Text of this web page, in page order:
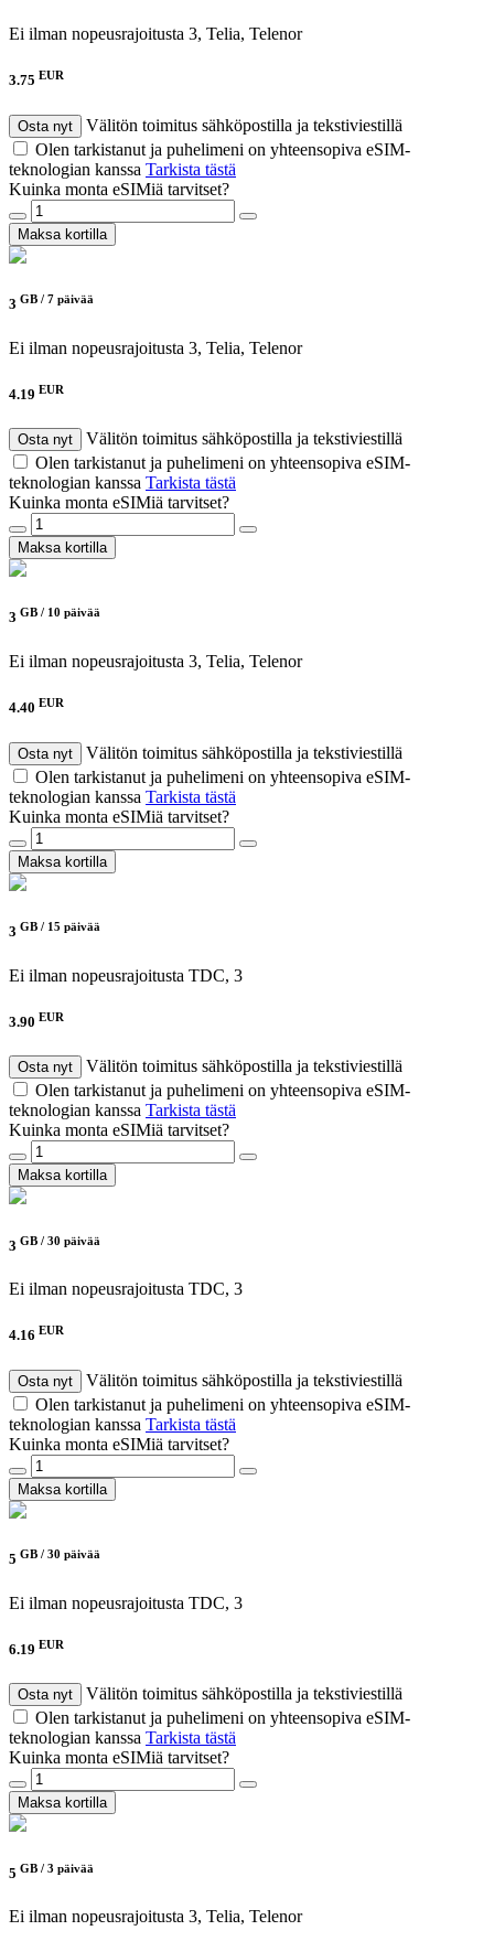
Ei ilman nopeusrajoitusta 3, Telia, Telenor
3.75 EUR
Osta nyt
Välitön toimitus sähköpostilla ja tekstiviestillä
Olen tarkistanut ja puhelimeni on yhteensopiva eSIM-
teknologian kanssa Tarkista tästä
Kuinka monta eSIMiä tarvitset?
Maksa kortilla
3 GB / 7 päivää
Ei ilman nopeusrajoitusta 3, Telia, Telenor
4.19 EUR
Osta nyt
Välitön toimitus sähköpostilla ja tekstiviestillä
Olen tarkistanut ja puhelimeni on yhteensopiva eSIM-
teknologian kanssa Tarkista tästä
Kuinka monta eSIMiä tarvitset?
Maksa kortilla
3 GB / 10 päivää
Ei ilman nopeusrajoitusta 3, Telia, Telenor
4.40 EUR
Osta nyt
Välitön toimitus sähköpostilla ja tekstiviestillä
Olen tarkistanut ja puhelimeni on yhteensopiva eSIM-
teknologian kanssa Tarkista tästä
Kuinka monta eSIMiä tarvitset?
Maksa kortilla
3 GB / 15 päivää
Ei ilman nopeusrajoitusta TDC, 3
3.90 EUR
Osta nyt
Välitön toimitus sähköpostilla ja tekstiviestillä
Olen tarkistanut ja puhelimeni on yhteensopiva eSIM-
teknologian kanssa Tarkista tästä
Kuinka monta eSIMiä tarvitset?
Maksa kortilla
3 GB / 30 päivää
Ei ilman nopeusrajoitusta TDC, 3
4.16 EUR
Osta nyt
Välitön toimitus sähköpostilla ja tekstiviestillä
Olen tarkistanut ja puhelimeni on yhteensopiva eSIM-
teknologian kanssa Tarkista tästä
Kuinka monta eSIMiä tarvitset?
Maksa kortilla
5 GB / 30 päivää
Ei ilman nopeusrajoitusta TDC, 3
6.19 EUR
Osta nyt
Välitön toimitus sähköpostilla ja tekstiviestillä
Olen tarkistanut ja puhelimeni on yhteensopiva eSIM-
teknologian kanssa Tarkista tästä
Kuinka monta eSIMiä tarvitset?
Maksa kortilla
5 GB / 3 päivää
Ei ilman nopeusrajoitusta 3, Telia, Telenor